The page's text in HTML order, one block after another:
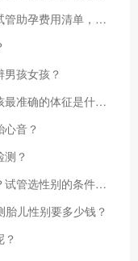
长沙试管助孕包生男孩服务湖南供卵试管助孕费用清单，附花费明细
孩女孩？
晨尿加酒精测男女准确率高吗？怀男孩最准确的体征是什么？
音？
？
长沙最知名的私立试管机构是哪几家？试管选性别的条件是什么
儿性别要多少钱？